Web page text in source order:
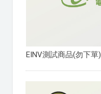
EINV測試商品(勿下單)